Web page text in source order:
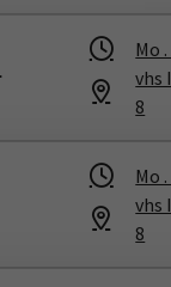
Mo .
vhs
8
Mo .
vhs
8